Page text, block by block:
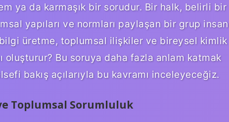
ya da karmaşık bir sorudur. Bir halk, belirli bir
yapıları ve normları paylaşan bir grup
üretme, toplumsal ilişkiler ve bireysel kimlik
oluşturur? Bu soruya daha fazla anlam katmak
bakış açılarıyla bu kavramı inceleyeceğiz.
Toplumsal Sorumluluk